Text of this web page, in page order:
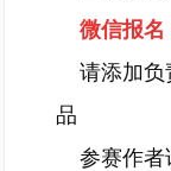
微信报名
请添加负
品
参赛作者